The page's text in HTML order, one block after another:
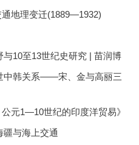
地理变迁(1889—1932)
与10至13世纪史研究 | 苗润博
中韩关系——宋、金与高丽三
元1—10世纪的印度洋贸易》
与海上交通